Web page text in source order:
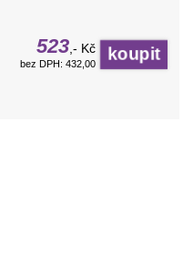
523 ,- Kč
bez DPH: 432,00